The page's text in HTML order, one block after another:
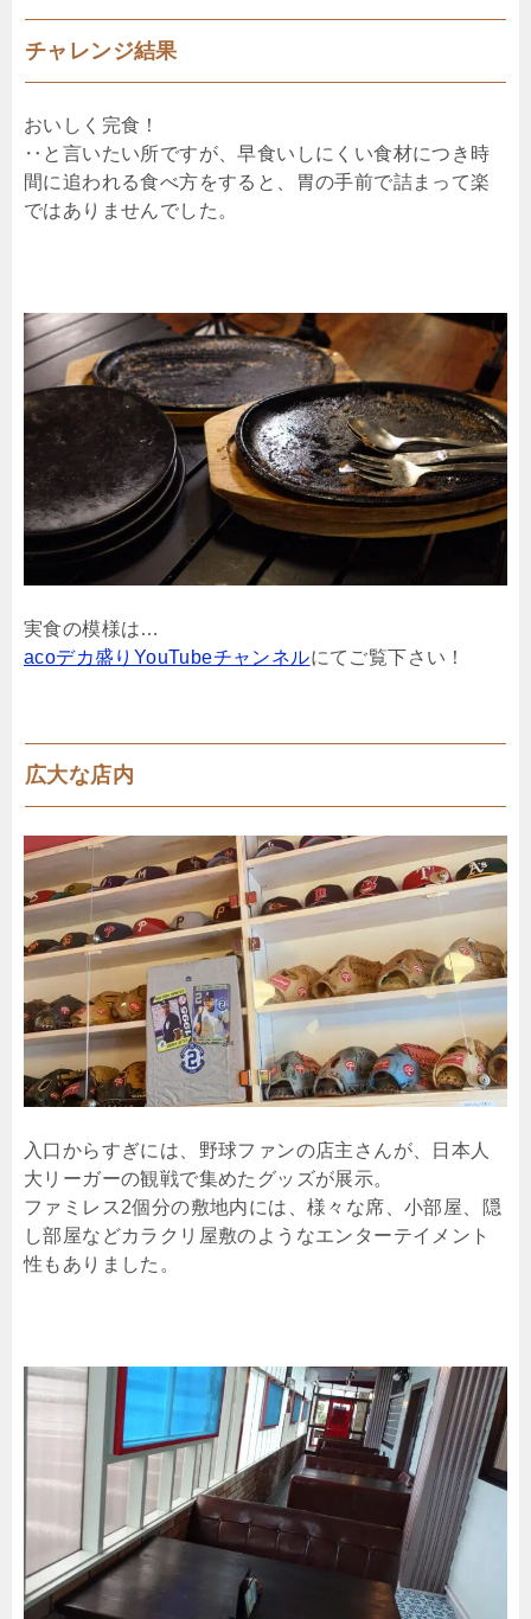
チャレンジ結果
おいしく完食！
‥と言いたい所ですが、早食いしにくい食材につき時
間に追われる食べ方をすると、胃の手前で詰まって楽
ではありませんでした。
実食の模様は…
acoデカ盛りYouTubeチャンネルにてご覧下さい！
広大な店内
入口からすぎには、野球ファンの店主さんが、日本人
大リーガーの観戦で集めたグッズが展示。
ファミレス2個分の敷地内には、様々な席、小部屋、隠
し部屋などカラクリ屋敷のようなエンターテイメント
性もありました。